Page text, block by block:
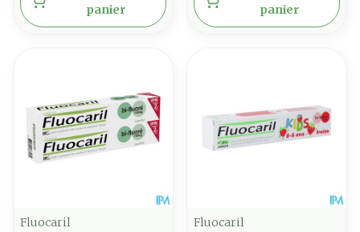
panier
panier
Fluocaril
Fluocaril